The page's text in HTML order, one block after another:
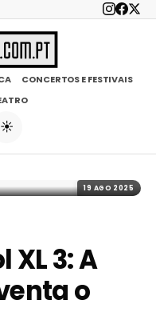
CONCERTOS E FESTIVAIS
☀️
19 AGO 2025
3: A
o